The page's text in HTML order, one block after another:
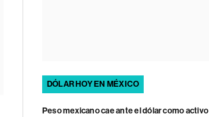
DÓLAR HOY EN MÉXICO
Peso mexicano cae ante el dólar como activo